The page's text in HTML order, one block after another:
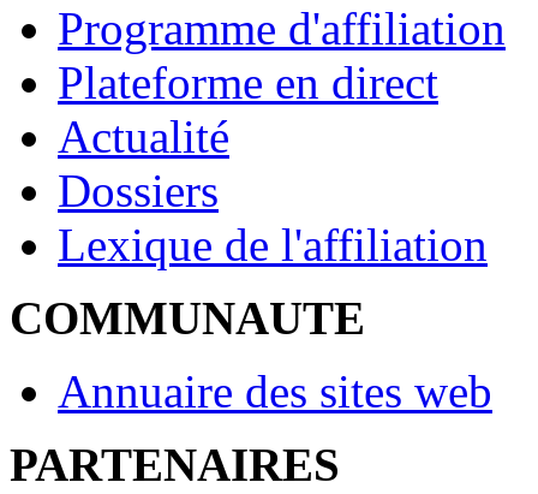
Programme d'affiliation
Plateforme en direct
Actualité
Dossiers
Lexique de l'affiliation
COMMUNAUTE
Annuaire des sites web
PARTENAIRES